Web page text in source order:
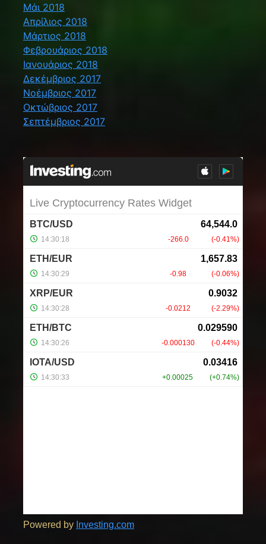
Μάι 2018
Απρίλιος 2018
Μάρτιος 2018
Φεβρουάριος 2018
Ιανουάριος 2018
Δεκέμβριος 2017
Νοέμβριος 2017
Οκτώβριος 2017
Σεπτέμβριος 2017
Powered by Investing.com